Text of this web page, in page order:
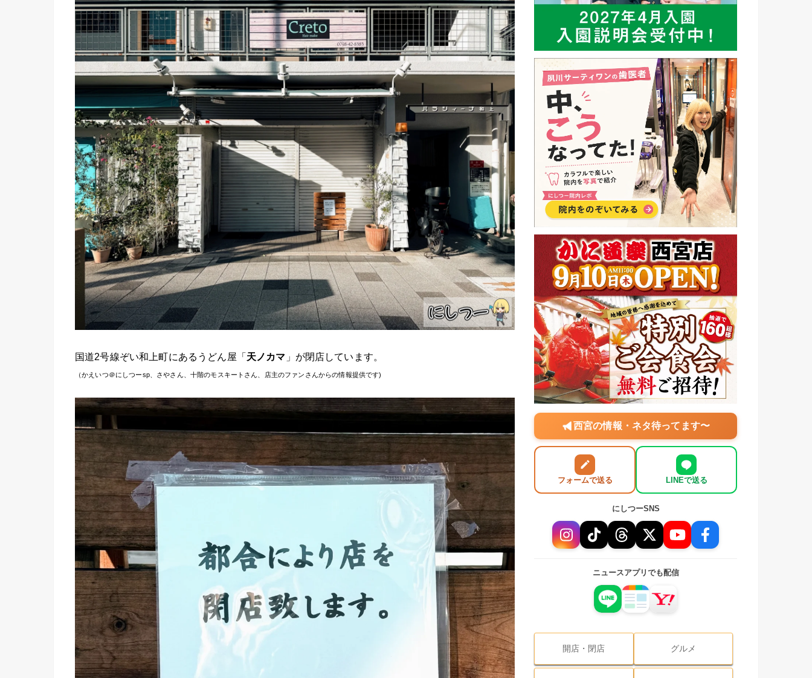
国道2号線ぞい和上町にあるうどん屋「天ノカマ 」が閉店しています。
（かえいつ＠にしつーsp、さやさん、十階のモスキートさん、店主のファンさんからの情報提供です)
西宮の情報・ネタ待ってます〜
フォームで送る LINEで送る
にしつーSNS
ニュースアプリでも配信
開店・閉店 グルメ